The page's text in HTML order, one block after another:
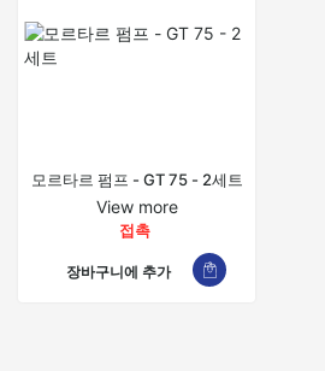
모르타르 펌프 - GT 75 - 2세트
View more
접촉
장바구니에 추가